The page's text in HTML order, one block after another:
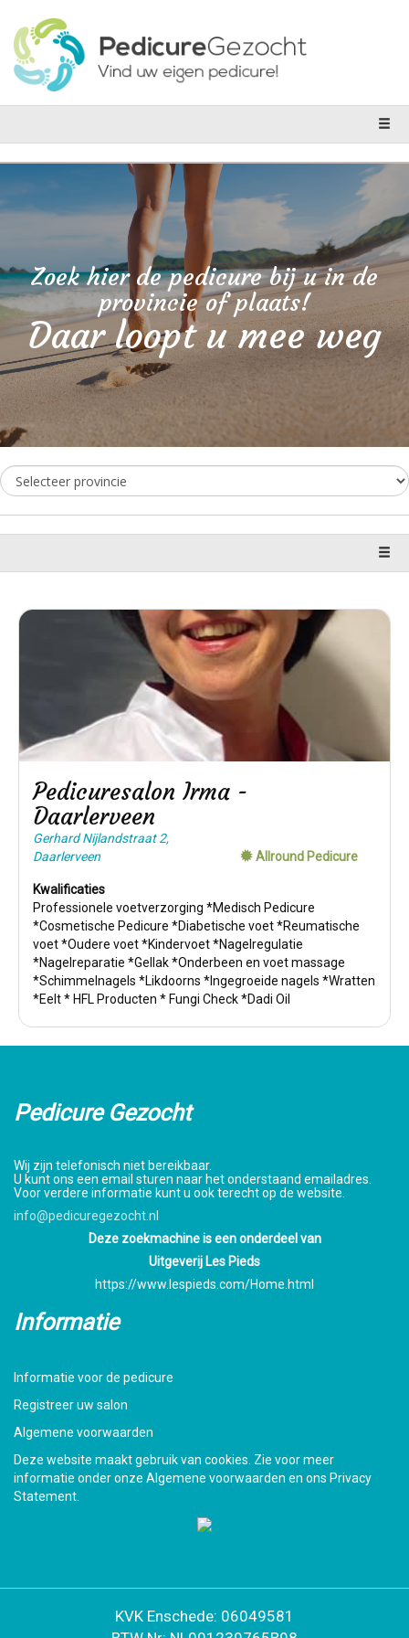
Zoek hier de pedicure bij u in de
provincie of plaats!
Daar loopt u mee weg
Pedicuresalon Irma -
Daarlerveen
Allround Pedicure
Gerhard Nijlandstraat 2,
Daarlerveen
Kwalificaties
Professionele voetverzorging *Medisch Pedicure
*Cosmetische Pedicure *Diabetische voet *Reumatische
voet *Oudere voet *Kindervoet *Nagelregulatie
*Nagelreparatie *Gellak *Onderbeen en voet massage
*Schimmelnagels *Likdoorns *Ingegroeide nagels *Wratten
*Eelt * HFL Producten * Fungi Check *Dadi Oil
Pedicure Gezocht
Wij zijn telefonisch niet bereikbaar.
U kunt ons een email sturen naar het onderstaand emailadres.
Voor verdere informatie kunt u ook terecht op de website.
info@pedicuregezocht.nl
Deze zoekmachine is een onderdeel van
Uitgeverij Les Pieds
https://www.lespieds.com/Home.html
Informatie
Informatie voor de pedicure
Registreer uw salon
Algemene voorwaarden
Deze website maakt gebruik van cookies. Zie voor meer
informatie onder onze Algemene voorwaarden en ons Privacy
Statement.
KVK Enschede: 06049581